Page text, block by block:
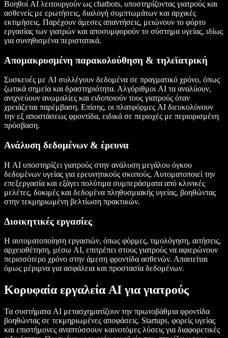
Βοηθοί AI λειτουργούν ως chatbots, υποστηρίζοντας γιατρούς και
ασθενείς με ερωτήσεις, διαλογή συμπτωμάτων και αρχικές
εκτιμήσεις. Παρέχουν άμεσες απαντήσεις, μειώνουν το φόρτο
εργασίας των γιατρών και αποσυμφορούν το σύστημα υγείας, ιδίως
για συνηθισμένα περιστατικά.
Απομακρυσμένη παρακολούθηση & τηλεϊατρική
Συσκευές με AI συλλέγουν δεδομένα σε πραγματικό χρόνο, όπως
ζωτικά σημεία και δραστηριότητα. Αλγόριθμοι AI τα αναλύουν,
ανιχνεύουν ανωμαλίες και ειδοποιούν τους γιατρούς όταν
χρειάζεται παρέμβαση. Επίσης, οι πλατφόρμες AI διευκολύνουν
την εξ αποστάσεως φροντίδα, ειδικά σε περιοχές με περιορισμένη
πρόσβαση.
Ανάλυση δεδομένων & έρευνα
Η AI υποστηρίζει γιατρούς στην ανάλυση μεγάλου όγκου
δεδομένων υγείας για ερευνητικούς σκοπούς. Αυτοματοποιεί την
επεξεργασία και εξάγει πολύτιμα συμπεράσματα από κλινικές
μελέτες, δοκιμές και δεδομένα πληθυσμιακής υγείας, βοηθώντας
στην τεκμηριωμένη βελτίωση πρακτικών.
Διοικητικές εργασίες
Η αυτοματοποίηση εργασιών, όπως φόρμες, τιμολόγηση, αιτήσεις,
αρχειοθέτηση, μέσω AI, επιτρέπει στους γιατρούς να αφιερώνουν
περισσότερο χρόνο στην άμεση φροντίδα ασθενών. Απαιτείται
όμως μέριμνα για ασφάλεια και προστασία δεδομένων.
Κορυφαία εργαλεία AI για γιατρούς
Τα συστήματα AI μετασχηματίζουν την πρωτοβάθμια φροντίδα
βοηθώντας σε τεκμηριωμένες αποφάσεις. Startups, φορείς υγείας
και επιστήμονες αναπτύσσουν καινοτόμες λύσεις για διαφορετικές